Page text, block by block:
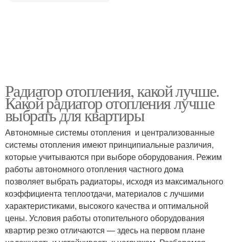
Радиатор отопления, какой лучше.
Какой радиатор отопления лучше
выбрать для квартиры
Автономные системы отопления и централизованные
системы отопления имеют принципиальные различия,
которые учитываются при выборе оборудования. Режим
работы автономного отопления частного дома
позволяет выбрать радиаторы, исходя из максимального
коэффициента теплоотдачи, материалов с лучшими
характеристиками, высокого качества и оптимальной
цены. Условия работы отопительного оборудования
квартир резко отличаются — здесь на первом плане